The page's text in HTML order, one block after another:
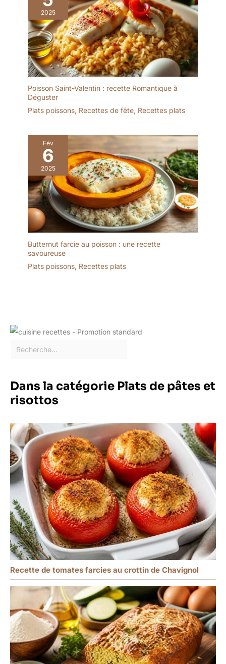
tous apte au lave-
vaisselle COMMENT
CONFIGURER LE ROBOT
DANS LA LANGUE
SOUHAITÉE? Allez dans
"Ajustes" sur l'icône en
haut à gauche et
sélectionnez
"Parámetros de red".
Wi-Fi et connectez-
jour la version du
software, cliquez
"Actualizar". Si le
message n'apparaît pas,
allez dans la section
"Descargar nuevas
recetas" au début et
cliquez sur "Actualizar".
Une fois la nouvelle
téléchargée, le robot
min). Retournez dans
robot soit configuré.
2025
Poisson Saint-Valentin : recette Romantique à
Déguster
Plats poissons, Recettes de fête, Recettes plats
Fév
6
2025
Butternut farcie au poisson : une recette
savoureuse
Plats poissons, Recettes plats
Dans la catégorie Plats de pâtes et
risottos
Recette de tomates farcies au crottin de Chavignol